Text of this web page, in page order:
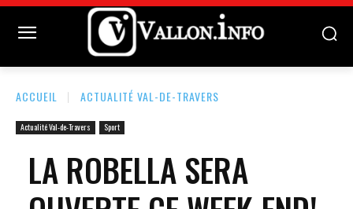
ACCUEIL ACTUALITÉ VAL-DE-TRAVERS
Actualité Val-de-Travers Sport
LA ROBELLA SERA